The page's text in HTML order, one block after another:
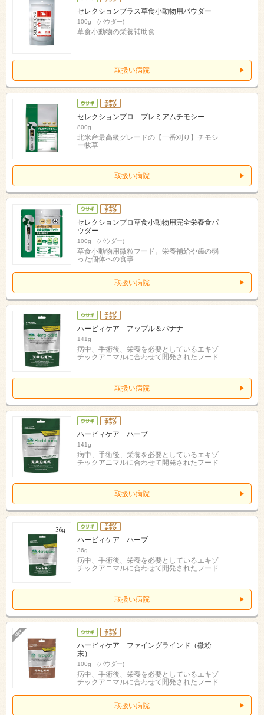
セレクションプラス草食小動物用パウダー
100g (パウダー)
草食小動物の栄養補助食
取扱い病院
セレクションプロ プレミアムチモシー
800g
北米産最高級グレードの【一番刈り】チモシ
ー牧草
取扱い病院
セレクションプロ草食小動物用完全栄養食パ
ウダー
100g (パウダー)
草食小動物用微粒フード。栄養補給や歯の弱
った個体への食事
取扱い病院
ハービィケア アップル＆バナナ
141g
病中、手術後、栄養を必要としているエキゾ
チックアニマルに合わせて開発されたフード
取扱い病院
ハービィケア ハーブ
141g
病中、手術後、栄養を必要としているエキゾ
チックアニマルに合わせて開発されたフード
取扱い病院
ハービィケア ハーブ
36g
病中、手術後、栄養を必要としているエキゾ
チックアニマルに合わせて開発されたフード
取扱い病院
ハービィケア ファイングラインド（微粉
末）
100g (パウダー)
病中、手術後、栄養を必要としているエキゾ
チックアニマルに合わせて開発されたフード
取扱い病院